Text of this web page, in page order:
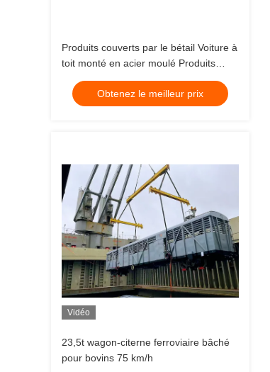
Produits couverts par le bétail Voiture à
toit monté en acier moulé Produits
ferroviaires
Obtenez le meilleur prix
Vidéo
23,5t wagon-citerne ferroviaire bâché
pour bovins 75 km/h